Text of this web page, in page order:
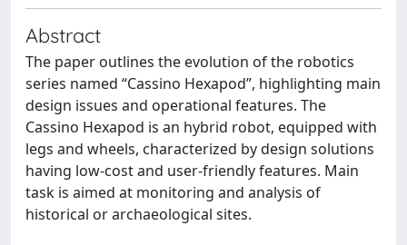
Abstract
The paper outlines the evolution of the robotics
series named “Cassino Hexapod”, highlighting main
design issues and operational features. The
Cassino Hexapod is an hybrid robot, equipped with
legs and wheels, characterized by design solutions
having low-cost and user-friendly features. Main
task is aimed at monitoring and analysis of
historical or archaeological sites.